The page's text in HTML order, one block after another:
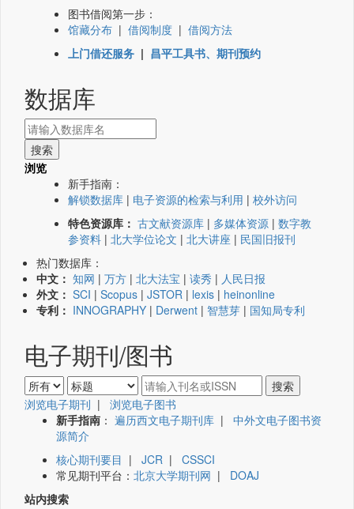
图书借阅第一步：
馆藏分布 | 借阅制度 | 借阅方法
上门借还服务 | 昌平工具书、期刊预约
数据库
浏览
新手指南：
解锁数据库 | 电子资源的检索与利用 | 校外访问
特色资源库： 古文献资源库 | 多媒体资源 | 数字教
参资料 | 北大学位论文 | 北大讲座 | 民国旧报刊
热门数据库：
中文： 知网 | 万方 | 北大法宝 | 读秀 | 人民日报
外文： SCI | Scopus | JSTOR | lexis | heinonline
专利： INNOGRAPHY | Derwent | 智慧芽 | 国知局专利
电子期刊/图书
浏览电子期刊 | 浏览电子图书
新手指南 ： 遍历西文电子期刊库 | 中外文电子图书资
源简介
核心期刊要目 | JCR | CSSCI
常见期刊平台： 北京大学期刊网 | DOAJ
站内搜索